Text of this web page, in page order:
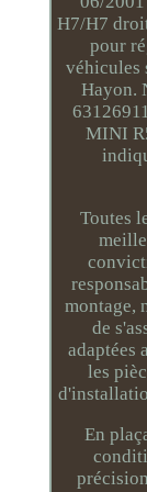
H7/H7
pour
véhicules
Hayon.
MINI
Toutes
montage,
de
adaptées
les
En